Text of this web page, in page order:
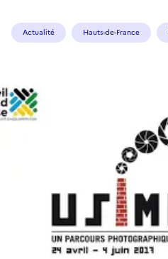
Actualité Hauts-de-France